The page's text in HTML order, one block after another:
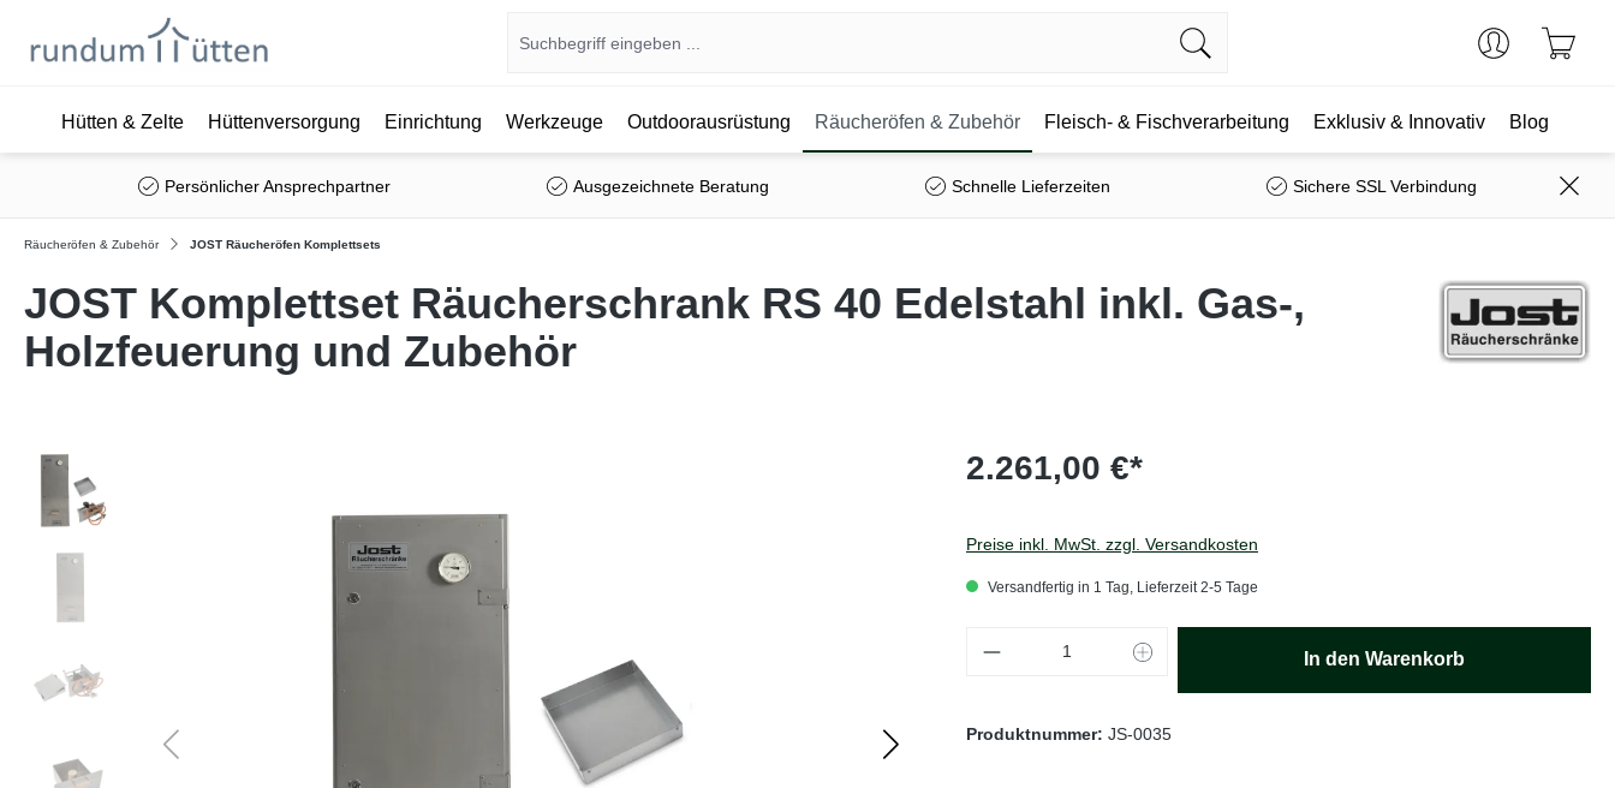
Zur Hauptnavigation springen
Hütten & Zelte Hüttenversorgung Einrichtung Werkzeuge Outdoorausrüstung Räucheröfen & Zubehör Fleisch- & Fischverarbeitung Exklusiv & Innovativ Blog
Persönlicher Ansprechpartner Ausgezeichnete Beratung Schnelle Lieferzeiten Sichere SSL Verbindung
Räucheröfen & Zubehör JOST Räucheröfen Komplettsets
JOST Komplettset Räucherschrank RS 40 Edelstahl inkl. Gas-,
Holzfeuerung und Zubehör
2.261,00 €*
Preise inkl. MwSt. zzgl. Versandkosten
Versandfertig in 1 Tag, Lieferzeit 2-5 Tage
Produkt Anzahl: Gib den gewünschten Wert ein
In den Warenkorb
Produktnummer: JS-0035